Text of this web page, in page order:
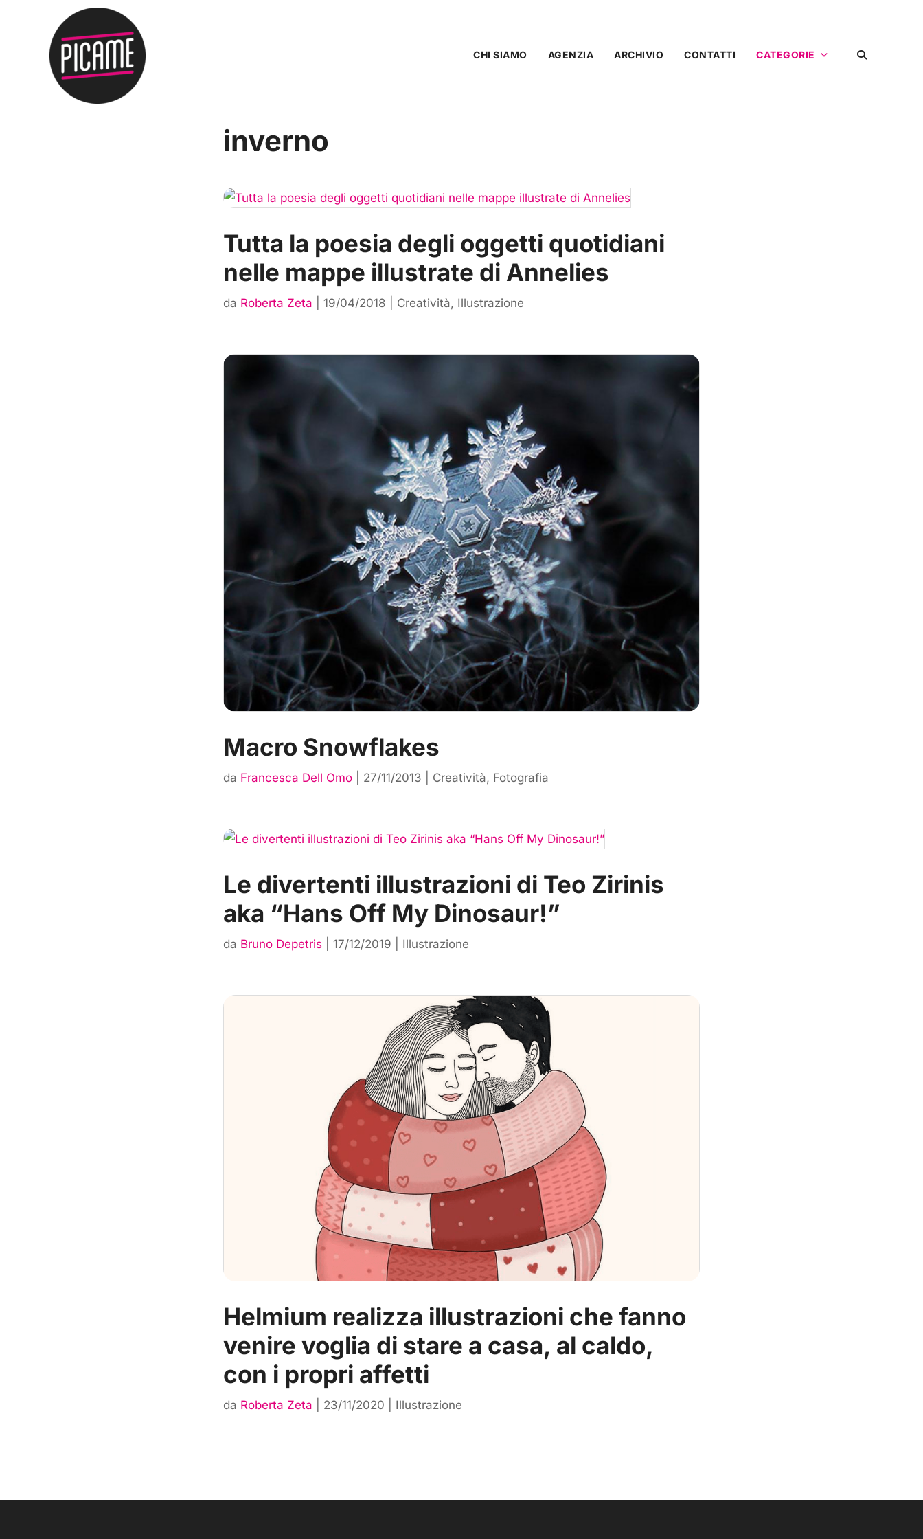
CHI SIAMO AGENZIA ARCHIVIO CONTATTI CATEGORIE
inverno
Tutta la poesia degli oggetti quotidiani
nelle mappe illustrate di Annelies
da Roberta Zeta |19/04/2018 Creatività, Illustrazione
Macro Snowflakes
da Francesca Dell Omo 27/11/2013 Creatività, Fotografia
Le divertenti illustrazioni di Teo Zirinis
aka “Hans Off My Dinosaur!”
da Bruno Depetris |17/12/2019 Illustrazione
Helmium realizza illustrazioni che fanno
venire voglia di stare a casa, al caldo,
con i propri affetti
da Roberta Zeta 23/11/2020 Illustrazione